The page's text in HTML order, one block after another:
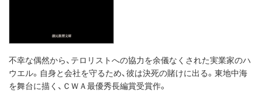
不幸な偶然から、テロリストへの協力を余儀なくされた実業家のハ
ウエル。自身と会社を守るため、彼は決死の賭けに出る。東地中海
を舞台に描く、ＣＷＡ最優秀長編賞受賞作。